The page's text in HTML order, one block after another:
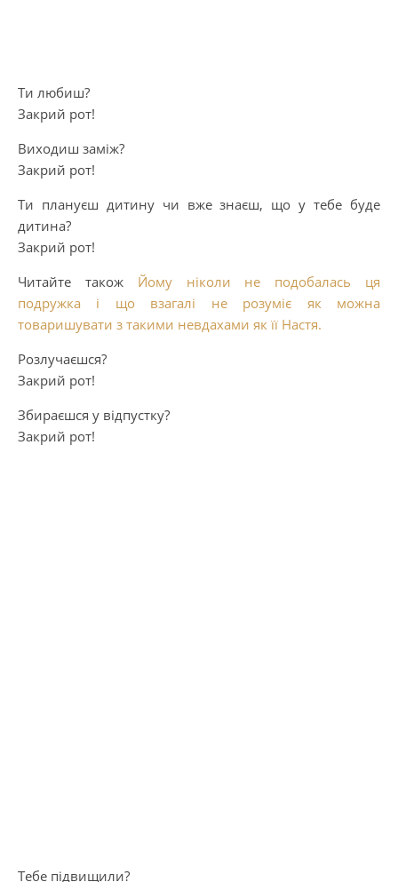
Ти любиш?
Закрий рот!
Виходиш заміж?
Закрий рот!
Ти плануєш дитину чи вже знаєш, що у тебе буде
дитина?
Закрий рот!
Читайте такожЙому ніколи не подобалась ця
подружка і що взагалі не розуміє як можна
товаришувати з такими невдахами як її Настя.
Розлучаєшся?
Закрий рот!
Збираєшся у відпустку?
Закрий рот!
Тебе підвищили?